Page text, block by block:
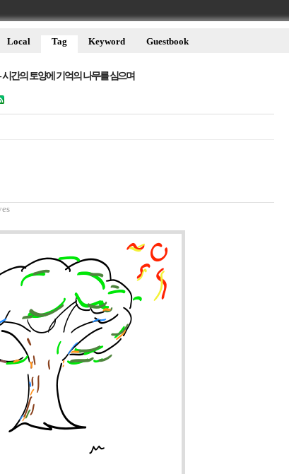
시간의 토양에 기억의 나무를 심으며
Local Tag Keyword Guestbook